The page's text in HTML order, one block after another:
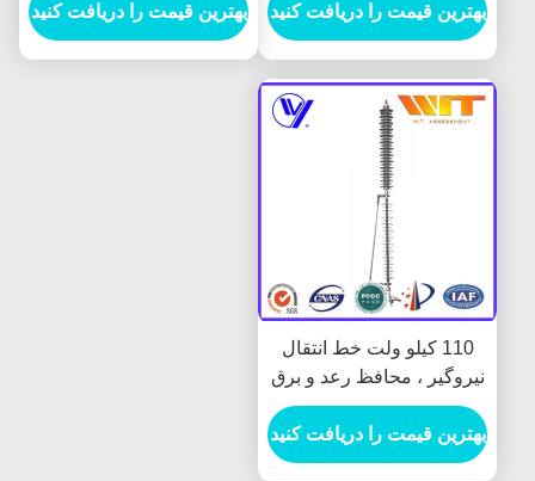
خاکستری
بهترین قیمت را دریافت کنید
کیلوولت
بهترین قیمت را دریافت کنید
110 کیلو ولت خط انتقال
نیروگیر ، محافظ رعد و برق
سبک KEMA
بهترین قیمت را دریافت کنید